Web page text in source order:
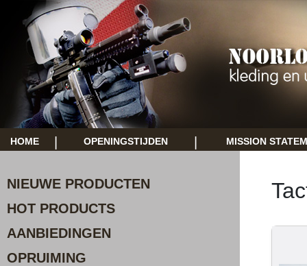
HOME OPENINGSTIJDEN MISSION
NIEUWE PRODUCTEN
HOT PRODUCTS
AANBIEDINGEN
OPRUIMING